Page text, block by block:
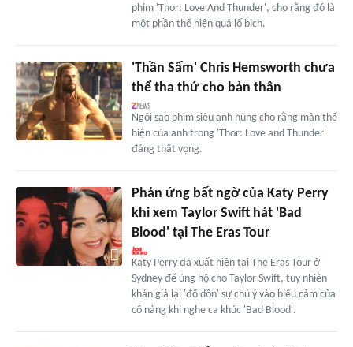
phim 'Thor: Love And Thunder', cho rằng đó là
một phần thể hiện quá lố bịch.
'Thần Sấm' Chris Hemsworth chưa
thể tha thứ cho bản thân
Ngôi sao phim siêu anh hùng cho rằng màn thể
hiện của anh trong 'Thor: Love and Thunder'
đáng thất vọng.
Phản ứng bất ngờ của Katy Perry
khi xem Taylor Swift hát 'Bad
Blood' tại The Eras Tour
Katy Perry đã xuất hiện tại The Eras Tour ở
Sydney để ủng hộ cho Taylor Swift, tuy nhiên
khán giả lại 'đổ dồn' sự chú ý vào biểu cảm của
cô nàng khi nghe ca khúc 'Bad Blood'.